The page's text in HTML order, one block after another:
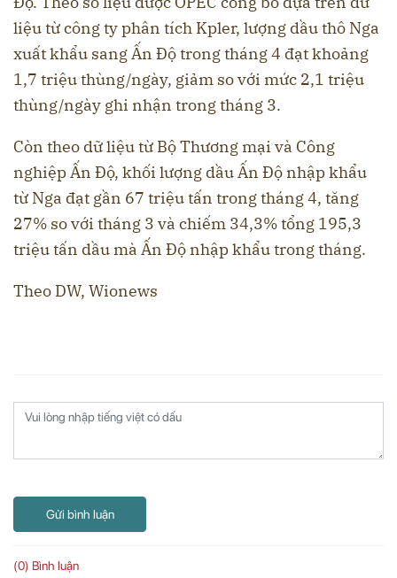
liệu từ công ty phân tích Kpler, lượng dầu thô Nga
xuất khẩu sang Ấn Độ trong tháng 4 đạt khoảng
1,7 triệu thùng/ngày, giảm so với mức 2,1 triệu
thùng/ngày ghi nhận trong tháng 3.
Còn theo dữ liệu từ Bộ Thương mại và Công
nghiệp Ấn Độ, khối lượng dầu Ấn Độ nhập khẩu
từ Nga đạt gần 67 triệu tấn trong tháng 4, tăng
27% so với tháng 3 và chiếm 34,3% tổng 195,3
triệu tấn dầu mà Ấn Độ nhập khẩu trong tháng.
Theo DW, Wionews
Gửi bình luận
(0) Bình luận